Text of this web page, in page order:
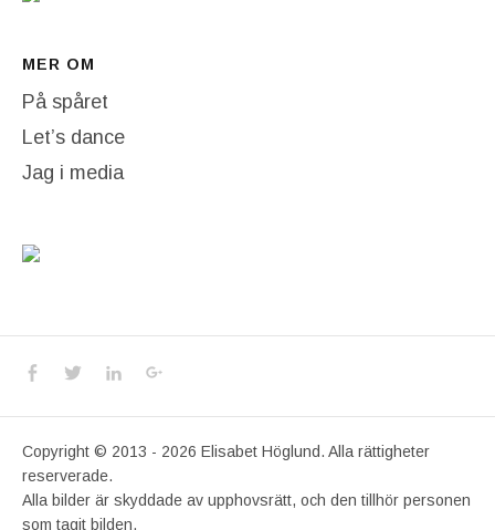
MER OM
På spåret
Let’s dance
Jag i media
Social Media Profiles
Facebook
TwitterLinkedIn
Copyright © 2013 - 2026 Elisabet Höglund. Alla rättigheter
reserverade.
Alla bilder är skyddade av upphovsrätt, och den tillhör personen
som tagit bilden.